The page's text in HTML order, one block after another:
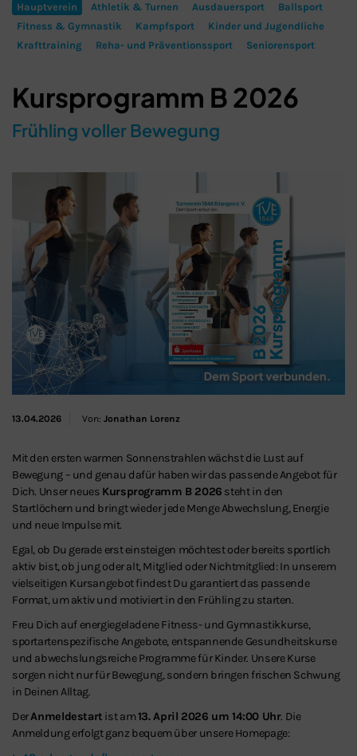
Schließen
Hauptverein Athletik & Turnen Ausdauersport
Ballsport
Fitness & Gymnastik
Kampfsport
Kinder und Jugendliche
Krafttraining
Reha- und Präventionssport Seniorensport
Kursprogramm B 2026
Frühling voller Bewegung
13.04.2026 Von: Jonathan Lorenz
Mit den ersten warmen Sonnenstrahlen wächst die Lust auf
Bewegung – und genau dafür haben wir das passende Angebot für
Dich. Unser neues Kursprogramm B 2026 steht in den
Startlöchern und bringt wieder jede Menge Abwechslung, Energie
und neue Impulse mit.
Egal, ob Du gerade erst einsteigen möchtest oder bereits sportlich
aktiv bist, ob jung oder alt, Mitglied oder Nichtmitglied: In unserem
vielseitigen Kursangebot findest Du garantiert das passende
Format, um aktiv und motiviert in den Frühling zu starten.
Freu Dich auf energiegeladene Fitness- und Gymnastikkurse,
sportartenspezifische Angebote, entspannende Gesundheitskurse
und abwechslungsreiche Programme für Kinder. Unsere Kurse
sorgen nicht nur für Bewegung, sondern bringen frischen Schwung
in Deinen Alltag.
DerAnmeldestart ist am13. April 2026 um 14:00 Uhr. Die
Anmeldung erfolgt ganz bequem über unsere Homepage: